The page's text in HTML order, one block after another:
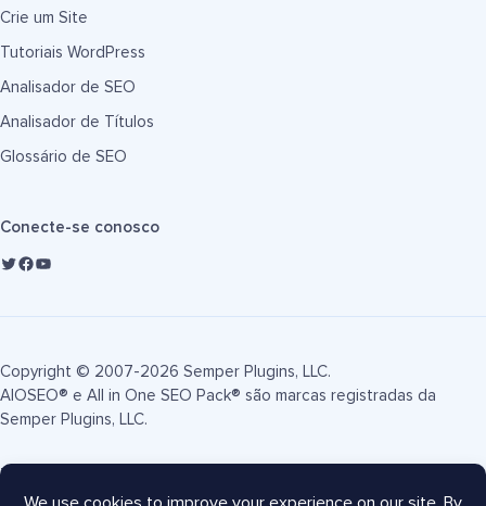
Crie um Site
Tutoriais WordPress
Analisador de SEO
Analisador de Títulos
Glossário de SEO
Conecte-se conosco
Copyright © 2007-2026 Semper Plugins, LLC.
AIOSEO® e All in One SEO Pack® são marcas registradas da
Semper Plugins, LLC.
Termos de Serviço